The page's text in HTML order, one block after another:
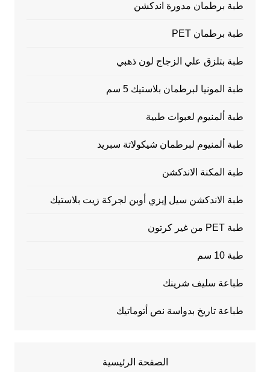
طبة برطمان مدورة اندكشن
طبة برطمان PET
طبة بتلزق علي الزجاج لون ذهبي
طبة المونيا لبرطمان بلاستيك 5 سم
طبة ألمنيوم لعبوات طبية
طبة ألمنيوم لبرطمان شيكولاتة سبريد
طبة المكنة الاندكشن
طبة الاندكشن سيل إيزي أوبن لجركة زيت بلاستيك
طبة PET من غير كرتون
طبة 10 سم
طباعة سليف شرينك
طباعة تاريخ بدواسة نص أتوماتيك
الصفحة الرئيسية